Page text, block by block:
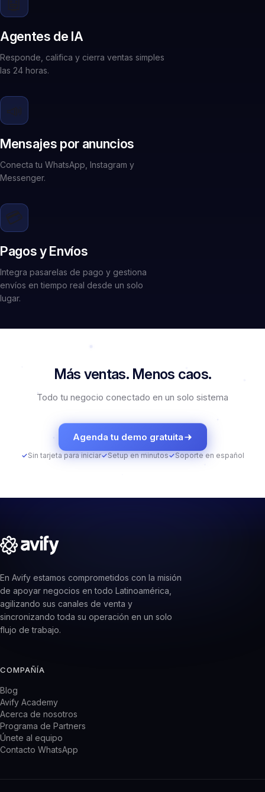
Agentes de IA
Responde, califica y cierra ventas simples
las 24 horas.
Mensajes por anuncios
Conecta tu WhatsApp, Instagram y
Messenger.
💳
Pagos y Envíos
Integra pasarelas de pago y gestiona
envíos en tiempo real desde un solo
lugar.
Más ventas.Menos caos.
Todo tu negocio conectado en un solo sistema
Agenda tu demo gratuita
✓Sin tarjeta para iniciar✓Setup en minutos✓Soporte en español
En Avify estamos comprometidos con la misión
de apoyar negocios en todo Latinoamérica,
agilizando sus canales de venta y
sincronizando toda su operación en un solo
flujo de trabajo.
COMPAÑÍA
Blog
Avify Academy
Acerca de nosotros
Programa de Partners
Únete al equipo
Contacto WhatsApp
Sistema de inventario